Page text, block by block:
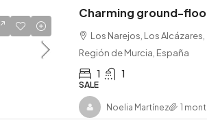
Charming ground-
Los Narejos, Los
Región de Murcia, España
1 1
SALE
Noelia Martínez 1